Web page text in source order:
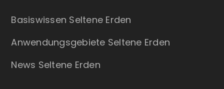
Basiswissen Seltene Erden
Anwendungsgebiete Seltene Erden
News Seltene Erden